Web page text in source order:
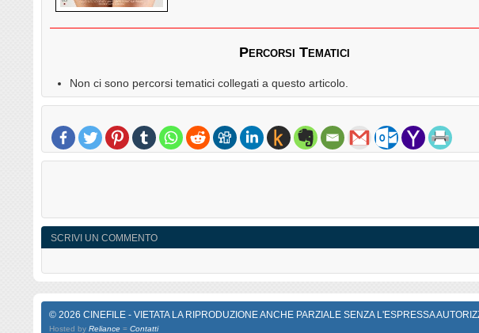
Percorsi Tematici
Non ci sono percorsi tematici collegati a questo articolo.
SCRIVI UN COMMENTO
© 2026 CINEFILE - VIETATA LA RIPRODUZIONE ANCHE PARZIALE SENZA L'ESPRESSA
Hosted by Reliance = Contatti